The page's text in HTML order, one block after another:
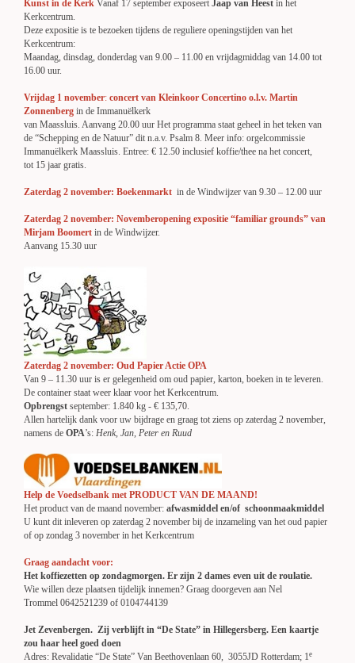
Kunst in de Kerk Vanaf 17 september exposeert Jaap van Heest in het
Kerkcentrum.
Deze expositie is te bezoeken tijdens de reguliere openingstijden van het
Kerkcentrum:
Maandag, dinsdag, donderdag van 9.00 – 11.00 en vrijdagmiddag van 14.00 tot
16.00 uur.
Vrijdag 1 november: concert van Kleinkoor Concertino o.l.v. Martin
Zonnenberg in de Immanuëlkerk
van Maassluis. Aanvang 20.00 uur Het programma staat geheel in het teken van
de “Schepping en de Natuur” dit n.a.v. Psalm 8. Meer info: orgelcommissie
Immanuëlkerk Maassluis. Entree: € 12.50 inclusief koffie/thee na het concert,
tot 15 jaar gratis.
Zaterdag 2 november: Boekenmarkt in de Windwijzer van 9.30 – 12.00 uur
Zaterdag 2 november: Novemberopening expositie “familiar grounds” van
Mirjam Boomert in de Windwijzer.
Aanvang 15.30 uur
Zaterdag 2 november: Oud Papier Actie OPA
Van 9 – 11.30 uur is er gelegenheid om oud papier, karton, boeken in te leveren.
De container staat weer klaar voor het Kerkcentrum.
Opbrengst september: 1.840 kg - € 135,70.
Allen hartelijk dank voor uw bijdrage en graag tot ziens op zaterdag 2 november,
namens de OPA’s: Henk, Jan, Peter en Ruud
Help de Voedselbank met PRODUCT VAN DE MAAND!
Het product van de maand november: afwasmiddel en/of schoonmaakmiddel
U kunt dit inleveren op zaterdag 2 november bij de inzameling van het oud papier
of op zondag 3 november in het Kerkcentrum
Graag aandacht voor:
Het koffiezetten op zondagmorgen. Er zijn 2 dames even uit de roulatie.
Wie willen deze plaatsen tijdelijk innemen? Graag doorgeven aan Nel
Trommel 0642521239 of 0104744139
Jet Zevenbergen. Zij verblijft in “De State” in Hillegersberg. Een kaartje
zou haar heel goed doen
Adres: Revalidatie “De State” Van Beethovenlaan 60, 3055JD Rotterdam; 1e